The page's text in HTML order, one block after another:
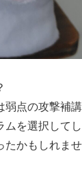
弱点の攻撃補
ムを選択して
たかもしれませ